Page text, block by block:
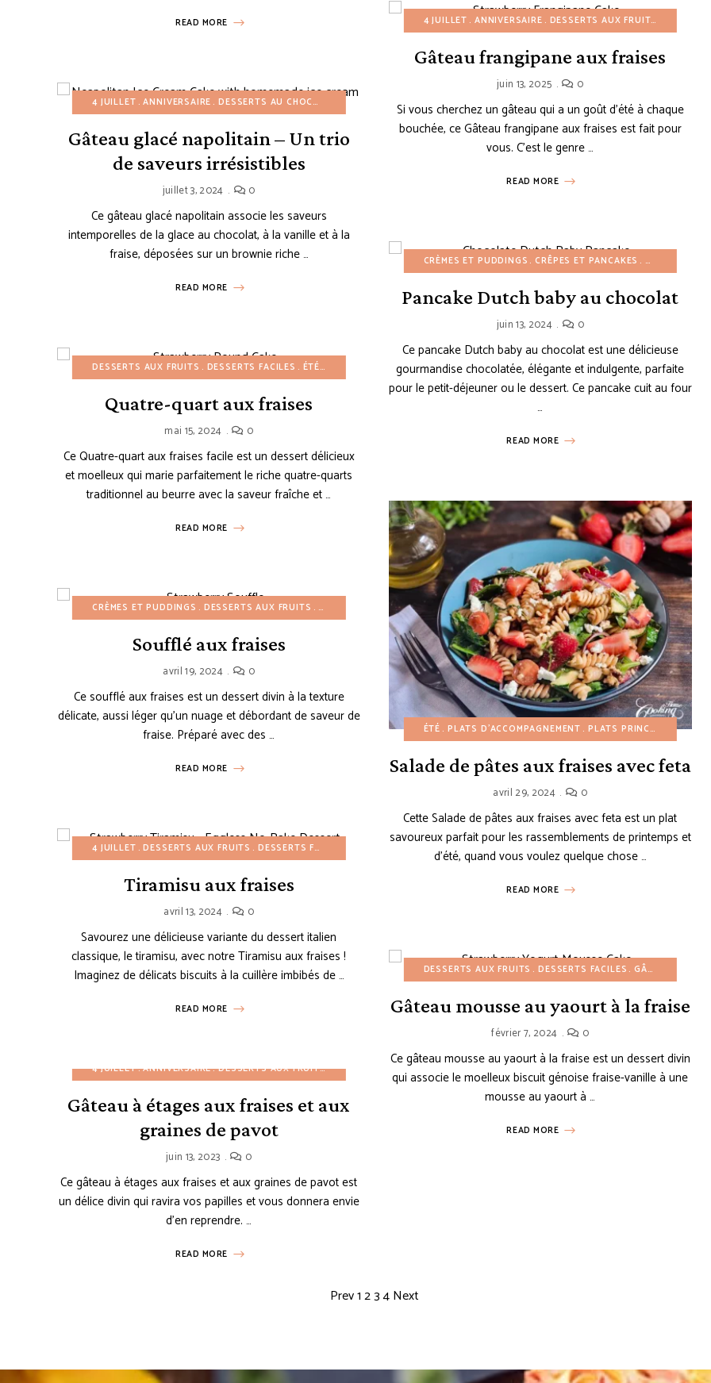
READ MORE
4 JUILLET ANNIVERSAIRE DESSERTS AU CHOCOLAT DESSERTS AUX FRUITS DESSERTS FACILES DESSERTS GLACÉS ÉTÉ
Gâteau glacé napolitain – Un trio
de saveurs irrésistibles
juillet 3, 2024 0
Ce gâteau glacé napolitain associe les saveurs
intemporelles de la glace au chocolat, à la vanille et à la
fraise, déposées sur un brownie riche …
READ MORE
DESSERTS AUX FRUITS DESSERTS FACILES ÉTÉ GÂTEAUX ET BUNDT CAKES PETIT-DÉJEUNER PRINTEMPS RECETTES
Quatre-quart aux fraises
mai 15, 2024 0
Ce Quatre-quart aux fraises facile est un dessert délicieux
et moelleux qui marie parfaitement le riche quatre-quarts
traditionnel au beurre avec la saveur fraîche et …
READ MORE
CRÈMES ET PUDDINGS DESSERTS AUX FRUITS ÉTÉ PRINTEMPS RECETTES DE MINI-DESSERTS RECETTES FRANÇAISES SAINT
Soufflé aux fraises
avril 19, 2024 0
Ce soufflé aux fraises est un dessert divin à la texture
délicate, aussi léger qu’un nuage et débordant de saveur de
fraise. Préparé avec des …
READ MORE
4 JUILLET DESSERTS AUX FRUITS DESSERTS FACILES DESSERTS SANS CUISSON ÉTÉ PRINTEMPS RECETTES À PETIT BUDGET
Tiramisu aux fraises
avril 13, 2024 0
Savourez une délicieuse variante du dessert italien
classique, le tiramisu, avec notre Tiramisu aux fraises !
Imaginez de délicats biscuits à la cuillère imbibés de …
READ MORE
4 JUILLET ANNIVERSAIRE DESSERTS AUX FRUITS DESSERTS FACILES GÂTEAUX GÂTEAUX ÉTAGÉS NOËL PÂQUES
Gâteau à étages aux fraises et aux
graines de pavot
juin 13, 2023 0
Ce gâteau à étages aux fraises et aux graines de pavot est
un délice divin qui ravira vos papilles et vous donnera envie
d’en reprendre. …
READ MORE
4 JUILLET ANNIVERSAIRE DESSERTS AUX FRUITS
Gâteau frangipane aux fraises
juin 13, 2025 0
Si vous cherchez un gâteau qui a un goût d’été à chaque
bouchée, ce Gâteau frangipane aux fraises est fait pour
vous. C’est le genre …
READ MORE
CRÈMES ET PUDDINGS CRÊPES ET PANCAKES DESSERTS AU
Pancake Dutch baby au chocolat
juin 13, 2024 0
Ce pancake Dutch baby au chocolat est une délicieuse
gourmandise chocolatée, élégante et indulgente, parfaite
pour le petit-déjeuner ou le dessert. Ce pancake cuit au four
…
READ MORE
ÉTÉ PLATS D'ACCOMPAGNEMENT PLATS PRINCIPAUX
Salade de pâtes aux fraises avec feta
avril 29, 2024 0
Cette Salade de pâtes aux fraises avec feta est un plat
savoureux parfait pour les rassemblements de printemps et
d’été, quand vous voulez quelque chose …
READ MORE
DESSERTS AUX FRUITS DESSERTS FACILES GÂTEAUX
Gâteau mousse au yaourt à la fraise
février 7, 2024 0
Ce gâteau mousse au yaourt à la fraise est un dessert divin
qui associe le moelleux biscuit génoise fraise-vanille à une
mousse au yaourt à …
READ MORE
Prev1234Next